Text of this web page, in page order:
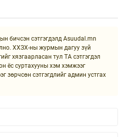
бичсэн сэтгэгдэлд Asuudal.mn
ХХЗХ-ны журмын дагуу зүй
хязгаарласан тул ТА сэтгэгдэл
ёс суртахууны хэм хэмжээг
зөрчсөн сэтгэгдлийг админ устгах